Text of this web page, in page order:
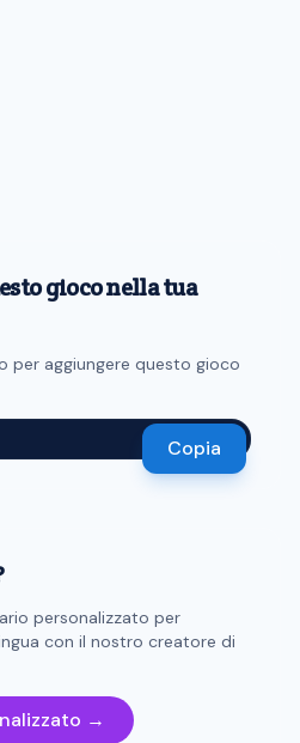
gioco nella tua
per aggiungere questo gioco
Copia
personalizzato per
con il nostro creatore di
→